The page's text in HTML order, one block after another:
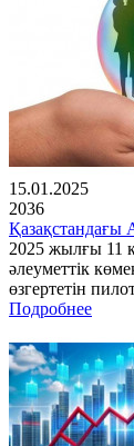
15.01.2025
2036
Қазақстандағы
2025 жылғы 11
әлеуметтік
өзгертетін
Подробнее